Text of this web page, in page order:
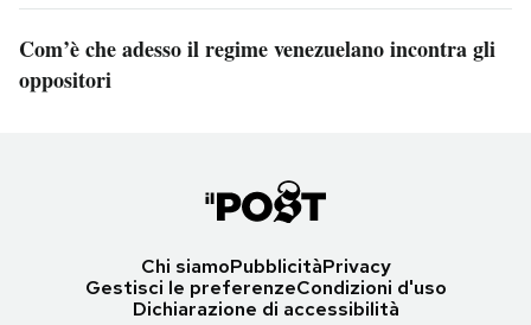
Com’è che adesso il regime venezuelano incontra gli
oppositori
Chi siamoPubblicitàPrivacy
Gestisci le preferenzeCondizioni d'uso
Dichiarazione di accessibilità